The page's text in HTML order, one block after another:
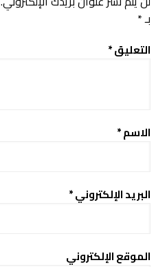
بـ*
التعليق*
الاسم*
البريد الإلكتروني*
الموقع الإلكتروني